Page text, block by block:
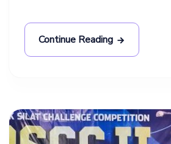
Continue Reading